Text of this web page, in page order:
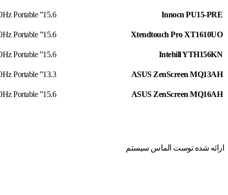
Innocn PU15-PRE
15.6” 4K 60Hz Portable
Xtendtouch Pro XT1610UO
15.6” 4K 60Hz Portable
Intehill YTH156KN
15.6” 4K 60Hz Portable
ASUS ZenScreen MQ13AH
13.3” 1080p 60Hz Portable
ASUS ZenScreen MQ16AH
15.6” 1080p 60Hz Portable
ارائه شده توست الماس سیستم